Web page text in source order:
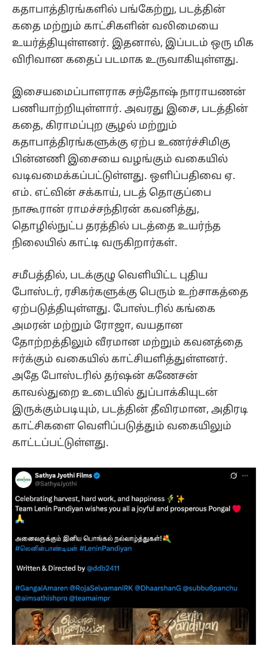
கதாபாத்திரங்களில் பங்கேற்று, படத்தின்
கதை மற்றும் காட்சிகளின் வலிமையை
உயர்த்தியுள்ளனர். இதனால், இப்படம் ஒரு மிக
விரிவான கதைப் படமாக உருவாகியுள்ளது.
இசையமைப்பாளராக சந்தோஷ் நாராயணன்
பணியாற்றியுள்ளார். அவரது இசை, படத்தின்
கதை, கிராமப்புற சூழல் மற்றும்
கதாபாத்திரங்களுக்கு ஏற்ப உணர்ச்சிமிகு
பின்னணி இசையை வழங்கும் வகையில்
வடிவமைக்கப்பட்டுள்ளது. ஒளிப்பதிவை ஏ.
எம். எட்வின் சக்காய், படத் தொகுப்பை
நாகூரான் ராமச்சந்திரன் கவனித்து,
தொழில்நுட்ப தரத்தில் படத்தை உயர்ந்த
நிலையில் காட்டி வருகிறார்கள்.
சமீபத்தில், படக்குழு வெளியிட்ட புதிய
போஸ்டர், ரசிகர்களுக்கு பெரும் உற்சாகத்தை
ஏற்படுத்தியுள்ளது. போஸ்டரில் கங்கை
அமரன் மற்றும் ரோஜா, வயதான
தோற்றத்திலும் வீரமான மற்றும் கவனத்தை
ஈர்க்கும் வகையில் காட்சியளித்துள்ளனர்.
அதே போஸ்டரில் தர்ஷன் கணேசன்
காவல்துறை உடையில் துப்பாக்கியுடன்
இருக்கும்படியும், படத்தின் தீவிரமான, அதிரடி
காட்சிகளை வெளிப்படுத்தும் வகையிலும்
காட்டப்பட்டுள்ளது.